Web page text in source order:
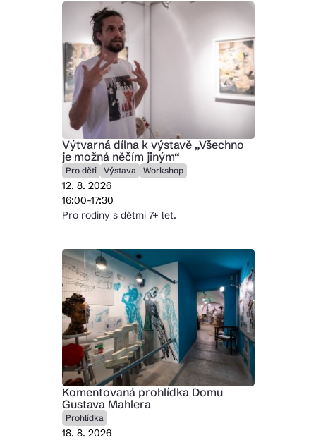
Výtvarná dílna k výstavě „Všechno
je možná něčím jiným“
Pro děti Výstava Workshop
12. 8. 2026
16:00-17:30
Pro rodiny s dětmi 7+ let.
Komentovaná prohlídka Domu
Gustava Mahlera
Prohlídka
18. 8. 2026